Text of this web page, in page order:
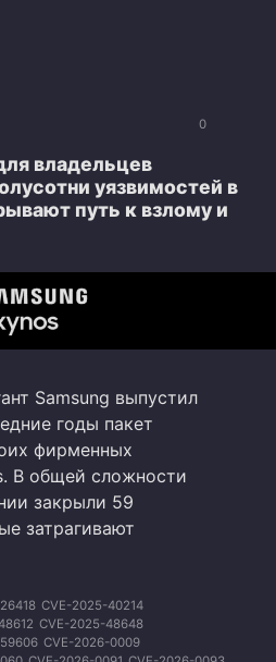
0
владельцев
уязвимостей в
путь к взлому и
Samsung выпустил
годы пакет
фирменных
В общей сложности
закрыли 59
затрагивают
CVE-2025-40214
CVE-2025-48648
CVE-2026-0009